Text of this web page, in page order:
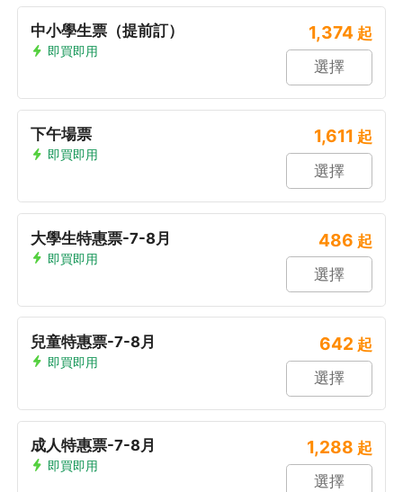
中小學生票（提前訂）
即買即用
1,374 起
選擇
下午場票
即買即用
1,611 起
選擇
大學生特惠票-7-8月
即買即用
486 起
選擇
兒童特惠票-7-8月
即買即用
642 起
選擇
成人特惠票-7-8月
即買即用
1,288 起
選擇